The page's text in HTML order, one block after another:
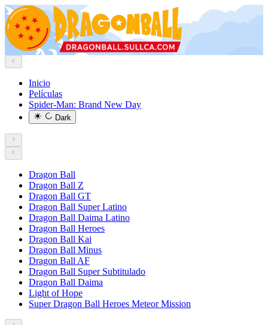
Inicio
Películas
Spider-Man: Brand New Day
Dark
Dragon Ball
Dragon Ball Z
Dragon Ball GT
Dragon Ball Super Latino
Dragon Ball Daima Latino
Dragon Ball Heroes
Dragon Ball Kai
Dragon Ball Minus
Dragon Ball AF
Dragon Ball Super Subtitulado
Dragon Ball Daima
Light of Hope
Super Dragon Ball Heroes Meteor Mission